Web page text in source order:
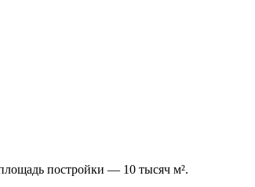
постройки — 10 тысяч м².